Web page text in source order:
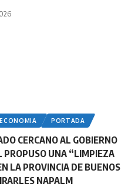
PORTADA
CERCANO AL GOBIERNO
PROPUSO UNA “LIMPIEZA
LA PROVINCIA DE BUENOS
NAPALM